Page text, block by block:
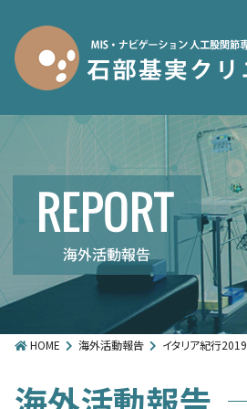
HOME 海外活動報告 イタリア紀行2019